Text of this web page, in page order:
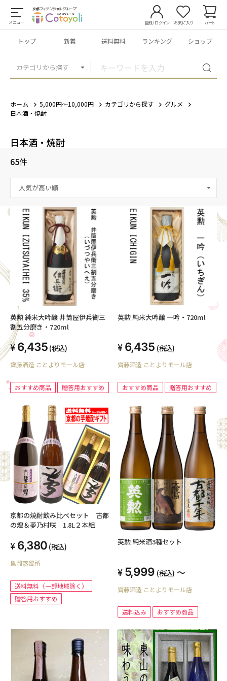
メニュー
カテゴリから探す
登録/ログイン お気に入り カート
トップ 新着 送料無料 ランキング ショップ
ホーム 5,000円～10,000円 カテゴリから探す
グルメ
日本酒・焼酎
日本酒・焼酎
65件
英勲 純米大吟醸 井筒屋伊兵衛三
割五分磨き・720ml
6,435 (税込)
齊藤酒造 ことよりモール店
おすすめ商品 贈答用おすすめ
英勲 純米大吟醸 一吟・720ml
6,435 (税込)
齊藤酒造 ことよりモール店
おすすめ商品 贈答用おすすめ
京都の焼酎飲み比べセット 古都
の煌＆夢乃村咲 1.8L２本組
6,380 (税込)
亀岡蒸留所
送料無料（一部地域除く）
贈答用おすすめ
英勲 純米酒3種セット
5,999 (税込) ～
齊藤酒造 ことよりモール店
送料込み おすすめ商品